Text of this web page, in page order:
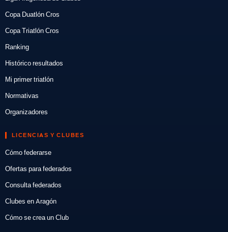
Copa Duatlón Cros
Copa Triatlón Cros
Ranking
Histórico resultados
Mi primer triatlón
Normativas
Organizadores
LICENCIAS Y CLUBES
Cómo federarse
Ofertas para federados
Consulta federados
Clubes en Aragón
Cómo se crea un Club